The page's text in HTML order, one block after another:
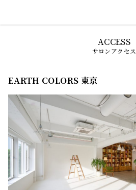
サロンアクセス
EARTH COLORS 東京